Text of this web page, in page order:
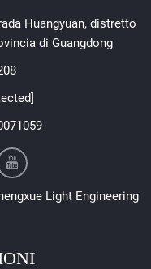
Huangyuan, distretto
di Guangdong
Light Engineering